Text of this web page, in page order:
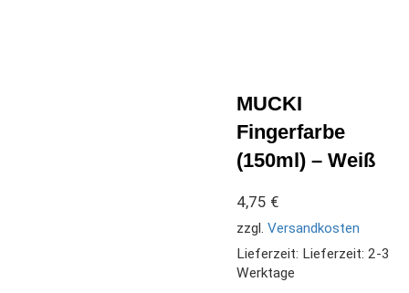
MUCKI
Fingerfarbe
(150ml) – Weiß
4,75 €
zzgl. Versandkosten
Lieferzeit: Lieferzeit: 2-3
Werktage